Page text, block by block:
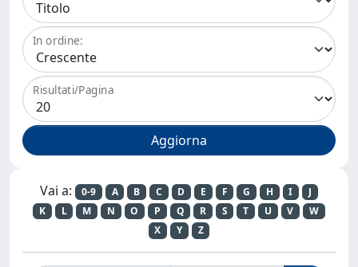
In ordine:
Risultati/Pagina
Vai a: 0-9 A B C D E F G H I
J
K
L M N O P Q R S T U V
W
X
Y Z